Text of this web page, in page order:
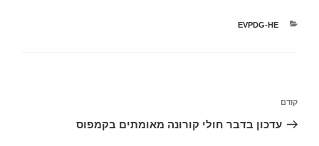
קטגוריות
EVPDG-HE
הפוסט
הקודם
קודם
עדכון בדבר חולי קורונה מאומתים בקמפוס